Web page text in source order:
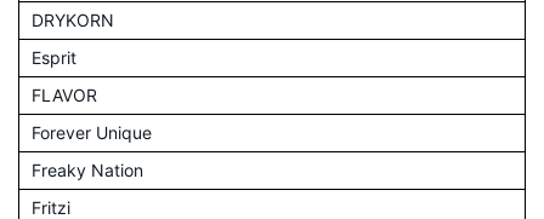
DRYKORN
Esprit
FLAVOR
Forever Unique
Freaky Nation
Fritzi